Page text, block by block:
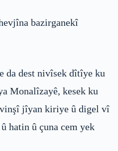
bazirganekî
da dest nivîsek dîtîye ku
Monalîzayê, kesek ku
jîyan kiriye û digel vî
hatin û çuna cem yek